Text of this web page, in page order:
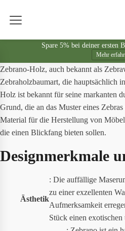
Spare 5% bei deiner ersten
Mehr
Zebrano-Holz, auch bekannt als
Zebraholzbaumart, die hauptsächlich
Holz ist bekannt für seine markanten
Grund, die an das Muster eines
Material für die Herstellung von
die einen Blickfang bieten sollen.
Designmerkmale
Ästhetik
: Die auffällige
zu einer exzellenten
Aufmerksamkeit
Stück einen